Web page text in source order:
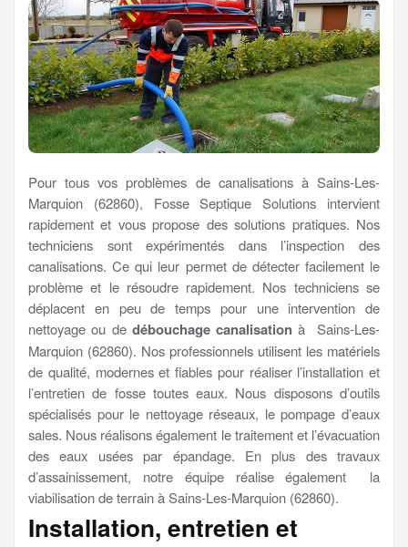
Pour tous vos problèmes de canalisations à Sains-Les-
Marquion (62860), Fosse Septique Solutions intervient
rapidement et vous propose des solutions pratiques. Nos
techniciens sont expérimentés dans l’inspection des
canalisations. Ce qui leur permet de détecter facilement le
problème et le résoudre rapidement. Nos techniciens se
déplacent en peu de temps pour une intervention de
nettoyage ou de débouchage canalisation à Sains-Les-
Marquion (62860). Nos professionnels utilisent les matériels
de qualité, modernes et fiables pour réaliser l’installation et
l’entretien de fosse toutes eaux. Nous disposons d’outils
spécialisés pour le nettoyage réseaux, le pompage d’eaux
sales. Nous réalisons également le traitement et l’évacuation
des eaux usées par épandage. En plus des travaux
d’assainissement, notre équipe réalise également la
viabilisation de terrain à Sains-Les-Marquion (62860).
Installation, entretien et